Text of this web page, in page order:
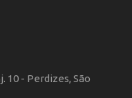
10 - Perdizes, São